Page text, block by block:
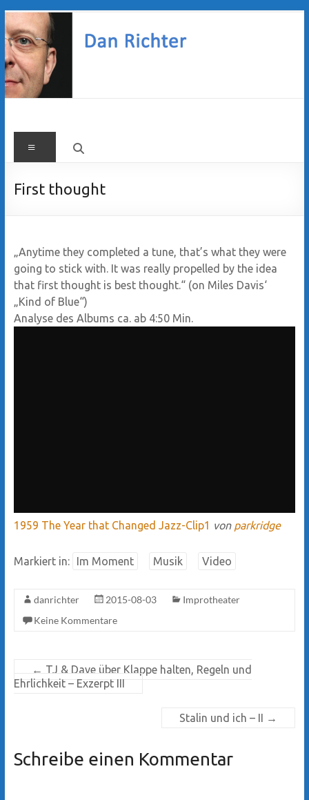
Zum
Inhalt
springen
Dan
Richter
Menü
First thought
„Anytime they completed a tune, that’s what they were
going to stick with. It was really propelled by the idea
that first thought is best thought.“ (on Miles Davis‘
„Kind of Blue“)
Analyse des Albums ca. ab 4:50 Min.
1959 The Year that Changed Jazz-Clip1 von parkridge
Markiert in: Im Moment Musik Video
danrichter 2015-08-03
Improtheater
Keine Kommentare
← TJ & Dave über Klappe halten, Regeln und
Ehrlichkeit – Exzerpt III
Stalin und ich – II →
Schreibe einen Kommentar